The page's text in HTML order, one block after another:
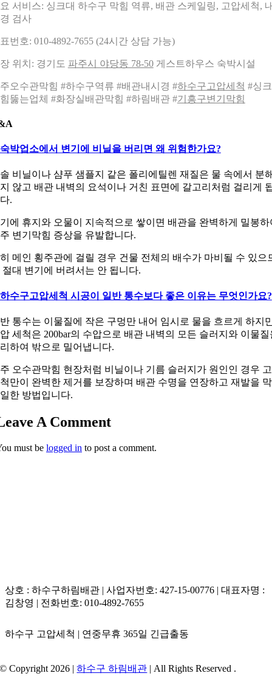
서비스: 싱크대 하수구 막힘 역류, 배관 스케일링, 고압세척,
검사
번호: 010-4892-7655 (24시간 상담 가능)
위치: 경기도 파주시 야당동 78-50게스트하우스 숙박시설
오수관막힘 #하수구역류 #배관내시경 #하수구고압세척 #싱
뚫는업체 #화장실배관막힘 #하림배관 #기흥구변기막힘
박업소에서 변기에 비닐을 버리면 왜 위험한가요?
비닐이나 샴푸 샘플지 같은 폴리에틸렌 재질은 물 속에서 분
않고 배관 내벽의 요석이나 거친 표면에 갈고리처럼 걸리게
.
에 휴지와 오물이 지속적으로 쌓이면 배관을 완벽하게 밀봉하
변기막힘 증상을 유발합니다.
메인 횡주관에 걸릴 경우 건물 전체의 배수가 마비될 수 있으
절대 변기에 버려서는 안 됩니다.
수구고압세척 시공이 일반 통수보다 좋은 이유는 무엇인가요?
통수는 이물질에 작은 구멍만 내어 임시로 물을 흐르게 하지
세척은 200bar의 수압으로 배관 내벽의 모든 슬러지와 이물질
하여 밖으로 밀어냅니다.
오수관막힘 현장처럼 비닐이나 기름 슬러지가 원인인 경우
만이 완벽한 제거를 보장하며 배관 수명을 연장하고 재발을
한 방법입니다.
A Comment
must be logged in to post a comment.
상호 : 하수구하림배관 | 사업자번호: 427-15-00776 | 대표자명 :
김창영 | 전화번호: 010-4892-7655
하수구 고압세척 | 연중무휴 365일 긴급출동
© Copyright 2026 |하수구 하림배관 | All Rights Reserved .